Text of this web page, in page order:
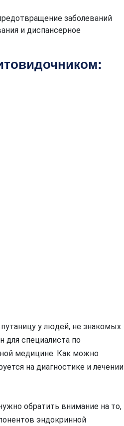
заболеваний
и диспансерное
у людей, не знакомых
для специалиста по
медицине. Как можно
на диагностике и лечении
обратить внимание на то,
эндокринной